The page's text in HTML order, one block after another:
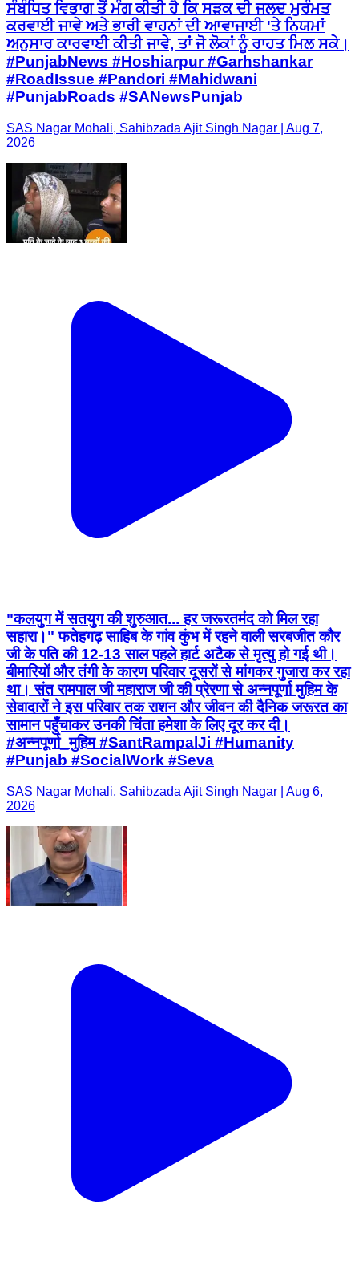
ਸੰਬੰਧਿਤ ਵਿਭਾਗ ਤੋਂ ਮੰਗ ਕੀਤੀ ਹੈ ਕਿ ਸੜਕ ਦੀ ਜਲਦ ਮੁਰੰਮਤ
ਕਰਵਾਈ ਜਾਵੇ ਅਤੇ ਭਾਰੀ ਵਾਹਨਾਂ ਦੀ ਆਵਾਜਾਈ 'ਤੇ ਨਿਯਮਾਂ
ਅਨੁਸਾਰ ਕਾਰਵਾਈ ਕੀਤੀ ਜਾਵੇ, ਤਾਂ ਜੋ ਲੋਕਾਂ ਨੂੰ ਰਾਹਤ ਮਿਲ ਸਕੇ।
#PunjabNews #Hoshiarpur #Garhshankar
#RoadIssue #Pandori #Mahidwani
#PunjabRoads #SANewsPunjab
SAS Nagar Mohali, Sahibzada Ajit Singh Nagar | Aug 7,
2026
"कलयुग में सतयुग की शुरुआत... हर जरूरतमंद को मिल रहा
सहारा।" फतेहगढ़ साहिब के गांव कुंभ में रहने वाली सरबजीत कौर
जी के पति की 12-13 साल पहले हार्ट अटैक से मृत्यु हो गई थी।
बीमारियों और तंगी के कारण परिवार दूसरों से मांगकर गुजारा कर रहा
था। संत रामपाल जी महाराज जी की प्रेरणा से अन्नपूर्णा मुहिम के
सेवादारों ने इस परिवार तक राशन और जीवन की दैनिक जरूरत का
सामान पहुँचाकर उनकी चिंता हमेशा के लिए दूर कर दी।
#अन्नपूर्णा_मुहिम #SantRampalJi #Humanity
#Punjab #SocialWork #Seva
SAS Nagar Mohali, Sahibzada Ajit Singh Nagar | Aug 6,
2026